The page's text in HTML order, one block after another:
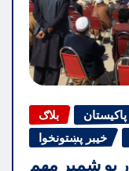
بلاګ پاکیستان
خیبر پښتونخوا
یو شمیر مهم